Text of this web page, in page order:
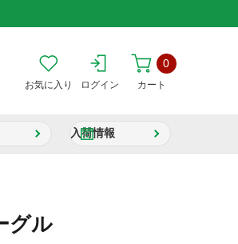
お気に入り ログイン カート
0
入荷情報
グル